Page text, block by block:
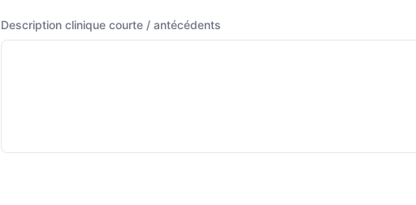
Description clinique courte / antécédents